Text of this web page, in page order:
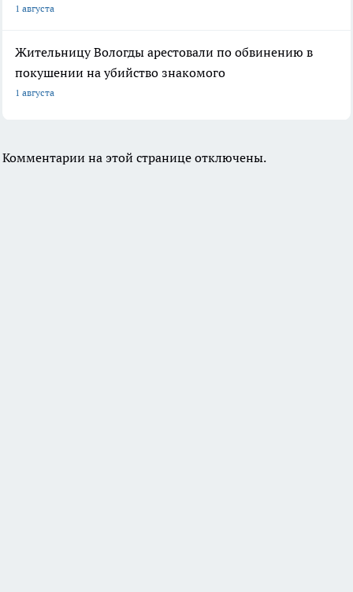
1 августа
Жительницу Вологды арестовали по обвинению в
покушении на убийство знакомого
1 августа
Комментарии на этой странице отключены.